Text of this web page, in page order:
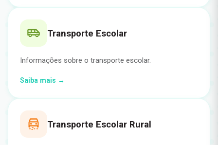
Transporte Escolar
Informações sobre o transporte escolar.
Saiba mais →
Transporte Escolar Rural